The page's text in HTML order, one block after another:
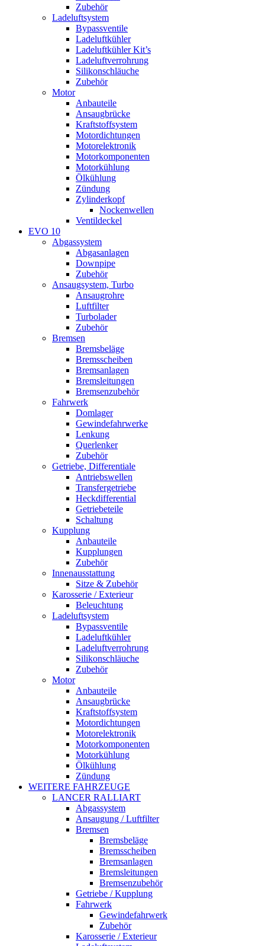
Zubehör
Ladeluftsystem
Bypassventile
Ladeluftkühler
Ladeluftkühler Kit’s
Ladeluftverrohrung
Silikonschläuche
Zubehör
Motor
Anbauteile
Ansaugbrücke
Kraftstoffsystem
Motordichtungen
Motorelektronik
Motorkomponenten
Motorkühlung
Ölkühlung
Zündung
Zylinderkopf
Nockenwellen
Ventildeckel
EVO 10
Abgassystem
Abgasanlagen
Downpipe
Zubehör
Ansaugsystem, Turbo
Ansaugrohre
Luftfilter
Turbolader
Zubehör
Bremsen
Bremsbeläge
Bremsscheiben
Bremsanlagen
Bremsleitungen
Bremsenzubehör
Fahrwerk
Domlager
Gewindefahrwerke
Lenkung
Querlenker
Zubehör
Getriebe, Differentiale
Antriebswellen
Transfergetriebe
Heckdifferential
Getriebeteile
Schaltung
Kupplung
Anbauteile
Kupplungen
Zubehör
Innenausstattung
Sitze & Zubehör
Karosserie / Exterieur
Beleuchtung
Ladeluftsystem
Bypassventile
Ladeluftkühler
Ladeluftverrohrung
Silikonschläuche
Zubehör
Motor
Anbauteile
Ansaugbrücke
Kraftstoffsystem
Motordichtungen
Motorelektronik
Motorkomponenten
Motorkühlung
Ölkühlung
Zündung
WEITERE FAHRZEUGE
LANCER RALLIART
Abgassystem
Ansaugung / Luftfilter
Bremsen
Bremsbeläge
Bremsscheiben
Bremsanlagen
Bremsleitungen
Bremsenzubehör
Getriebe / Kupplung
Fahrwerk
Gewindefahrwerk
Zubehör
Karosserie / Exterieur